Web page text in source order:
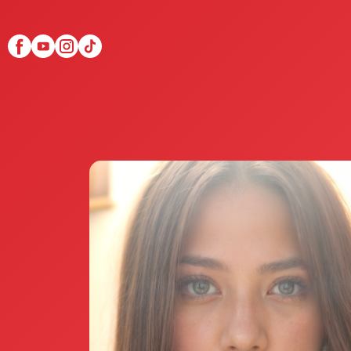
Scopri Club di Più
Le testimonianze Club
La fondatrice Valeria